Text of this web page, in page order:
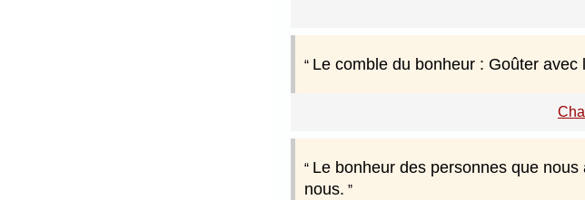
Le comble du bonheur : Goûter
Le bonheur des personnes que
nous.